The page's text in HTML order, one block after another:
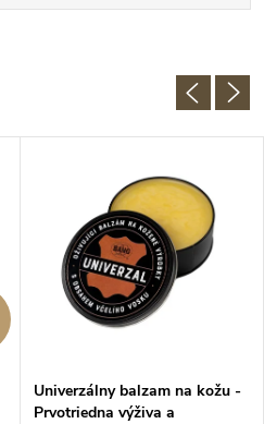
Univerzálny balzam na kožu -
Prvotriedna výživa a